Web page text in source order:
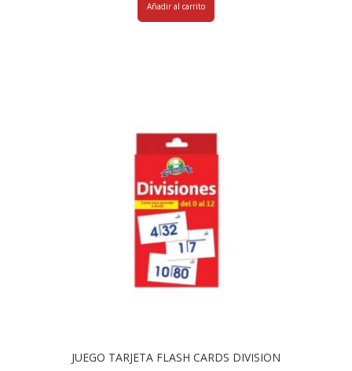
Añadir al carrito
JUEGO TARJETA FLASH CARDS DIVISION